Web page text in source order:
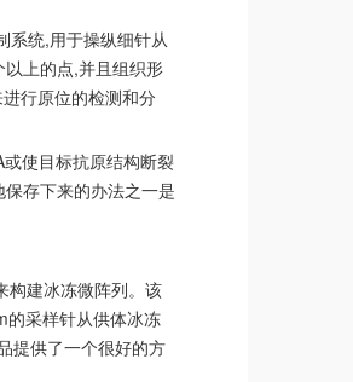
系统,用于操纵细针从
上的点,并且组织形
行原位的检测和分
使目标抗原结构断裂
存下来的办法之一是
构建冰冻微阵列。该
的采样针从供体冰冻
提供了一个很好的方